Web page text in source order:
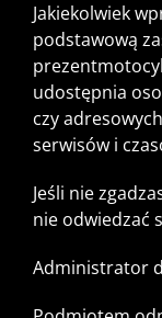
Jakiekolwiek
podstawową
udostępnia
czy
serwisów i
Jeśli nie
nie odwiedzać
Administrator